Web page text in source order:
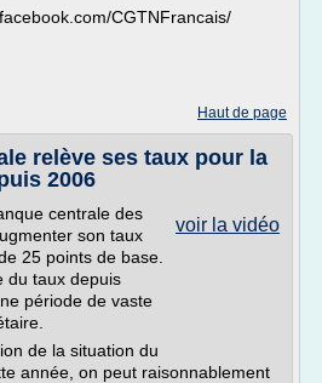
CGTNFrancais/
Haut de page
relève ses taux pour la
2006
voir la vidéo
centrale des
son taux
25 points de base.
du taux depuis
période de vaste
de la situation du
année, on peut raisonnablement